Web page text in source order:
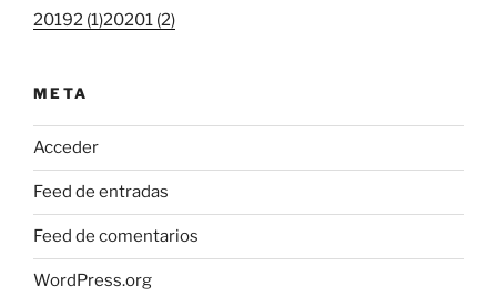
20192 (1)20201 (2)
META
Acceder
Feed de entradas
Feed de comentarios
WordPress.org